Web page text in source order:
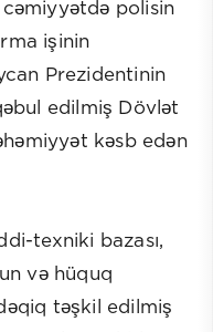
polisin
işinin
Prezidentinin
edilmiş Dövlət
kəsb edən
texniki bazası,
və hüquq
təşkil edilmiş